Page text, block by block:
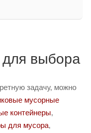
выбора
задачу, можно
мусорные
контейнеры,
для мусора,